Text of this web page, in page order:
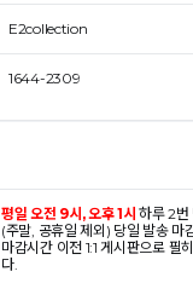
E2collection
1644-2309
평일 오전 9시, 오후 1시하루 2번
(주말, 공휴일 제외) 당일 발송 마
마감시간 이전 1:1 게시판으로 필
다.